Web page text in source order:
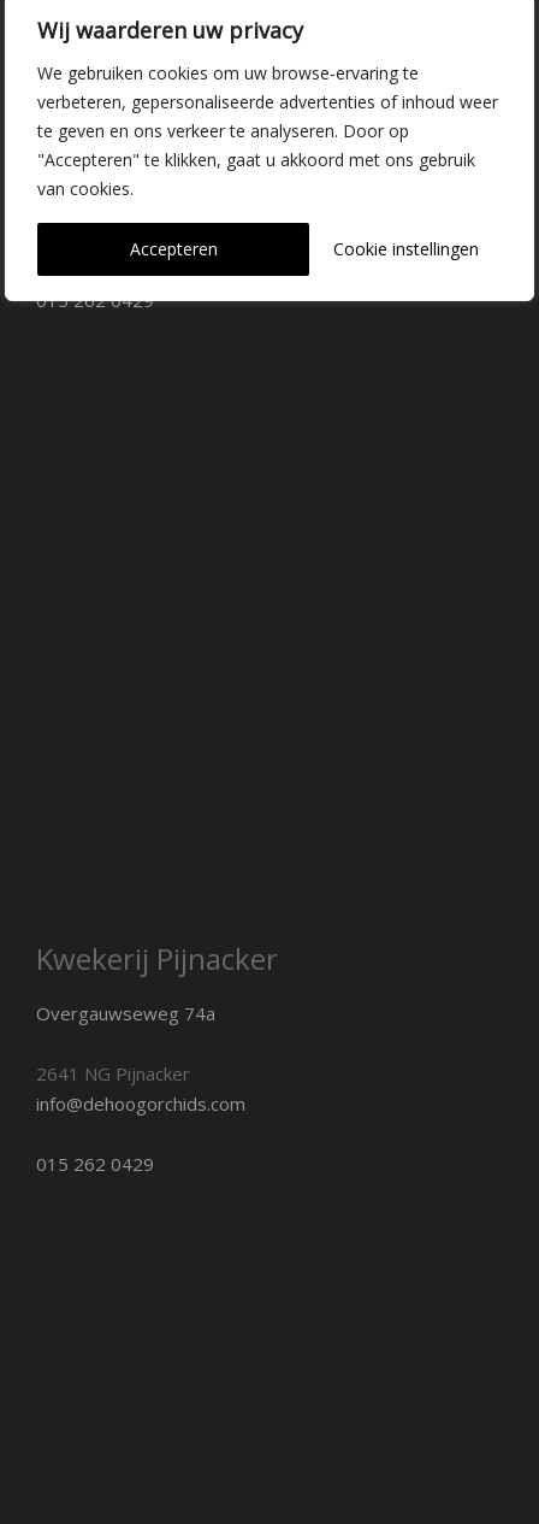
Wij waarderen uw privacy
We gebruiken cookies om uw browse-ervaring te
verbeteren, gepersonaliseerde advertenties of inhoud weer
te geven en ons verkeer te analyseren. Door op
"Accepteren" te klikken, gaat u akkoord met ons gebruik
van cookies.
Cookie instellingen
Accepteren
Contact
Kwekerij Delfgauw
Vrederustlaan 10
info@dehoogorchids.com
015 262 0429
Kwekerij Pijnacker
Overgauwseweg 74a
2641 NG Pijnacker
info@dehoogorchids.com
015 262 0429